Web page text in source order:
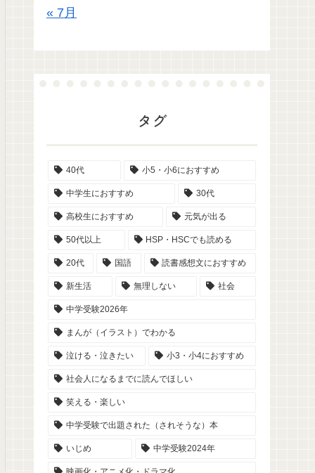
« 7月
タグ
40代 小5・小6におすすめ
中学生におすすめ 30代
高校生におすすめ 元気が出る
50代以上 HSP・HSCでも読める
20代 国語 読書感想文におすすめ
新生活 無理しない 社会
中学受験2026年
まんが（イラスト）でわかる
泣ける・泣きたい 小3・小4におすすめ
社会人になるまでに読んでほしい
笑える・楽しい
中学受験で出題された（されそうな）本
いじめ 中学受験2024年